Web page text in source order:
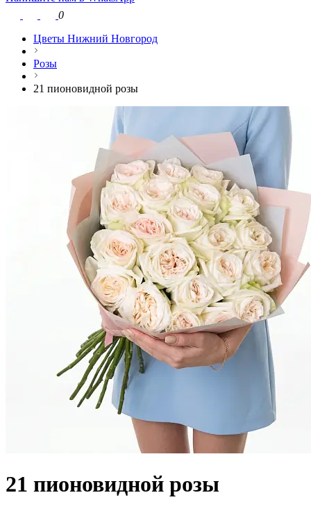
0
Цветы Нижний Новгород
Розы
21 пионовидной розы
21 пионовидной розы